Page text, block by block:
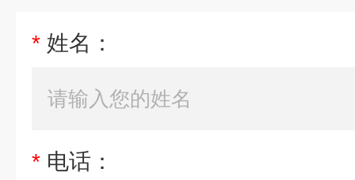
* 姓名：
* 电话：